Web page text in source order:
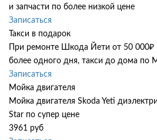
и запчасти по более низкой цене
Записаться
Такси в подарок
При ремонте Шкода Йети от 50 000₽
более одного дня, такси до дома по
Записаться
Мойка двигателя
Мойка двигателя Skoda Yeti
Star по супер цене
3961 руб